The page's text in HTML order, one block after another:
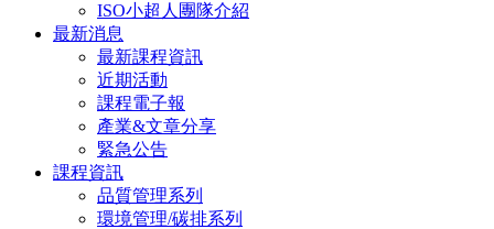
ISO小超人團隊介紹
最新消息
最新課程資訊
近期活動
課程電子報
產業&文章分享
緊急公告
課程資訊
品質管理系列
環境管理/碳排系列